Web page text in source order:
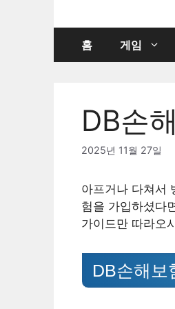
홈 게임
DB손
2025년 11월 27일
아프거나 다쳐서
험을 가입하셨다
가이드만 따라오
DB손해보